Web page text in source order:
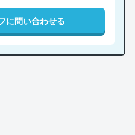
に問い合わせる